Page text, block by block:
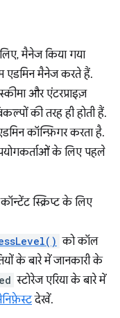
मैनेज किया गया
एडमिन मैनेज करते हैं.
और एंटरप्राइज़
की तरह ही होती हैं.
कॉन्फ़िगर करता है.
के लिए पहले
स्क्रिप्ट के लिए
को कॉल
के बारे में जानकारी के
स्टोरेज एरिया के बारे में
देखें.